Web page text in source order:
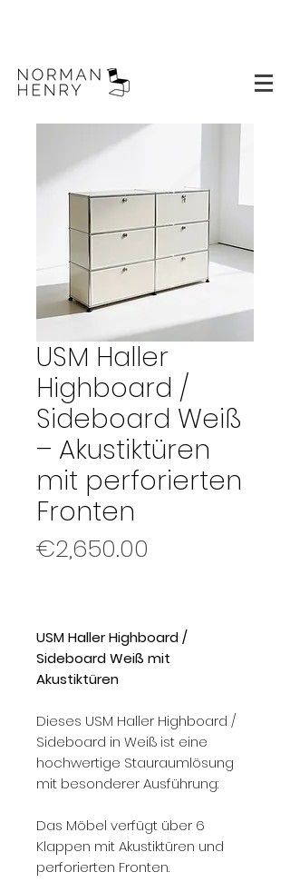
USM Haller
Highboard /
Sideboard Weiß
– Akustiktüren
mit perforierten
Fronten
€2,650.00
USM Haller Highboard /
Sideboard Weiß mit
Akustiktüren
Dieses USM Haller Highboard /
Sideboard in Weiß ist eine
hochwertige Stauraumlösung
mit besonderer Ausführung:
Das Möbel verfügt über 6
Klappen mit Akustiktüren und
perforierten Fronten.